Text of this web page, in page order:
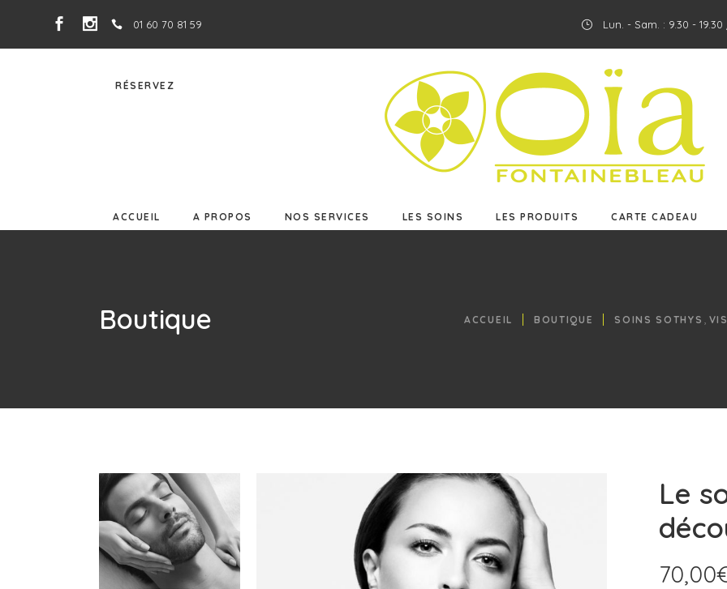
01 60 70 81 59 Lun. - Sam. : 9.30 -
ACCUEIL A PROPOS NOS SERVICES LES SOINS LES PRODUITS CARTE CADEAU
ACCUEIL A PROPOS CARTE CADEAU
RÉSERVEZ
Boutique ACCUEIL BOUTIQUE SOINS SOTHYS ,
Le
70,00